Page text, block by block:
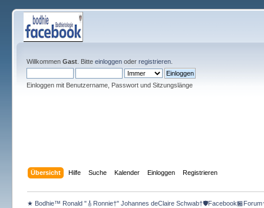
Willkommen Gast. Bitte einloggenoder registrieren.
Einloggen mit Benutzername, Passwort und Sitzungslänge
Übersicht Hilfe Suche Kalender Einloggen Registrieren
★ Bodhie™ Ronald "🎸Ronnie†" Johannes deClaire